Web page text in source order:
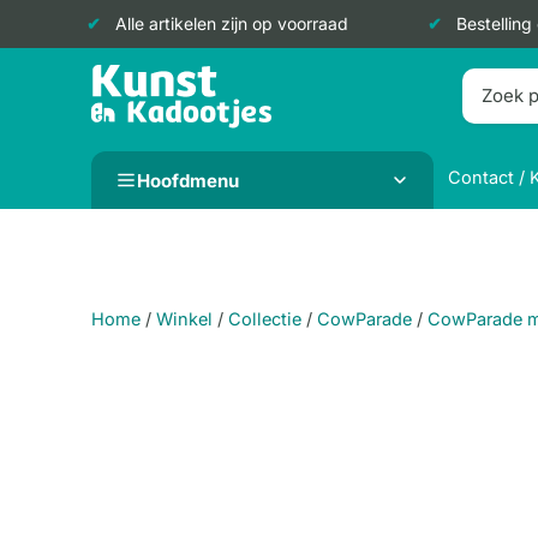
Alle artikelen zijn op voorraad
Doorgaan
Hoofdmenu Contact /
Home / Winkel / Collectie / CowParade / CowParade